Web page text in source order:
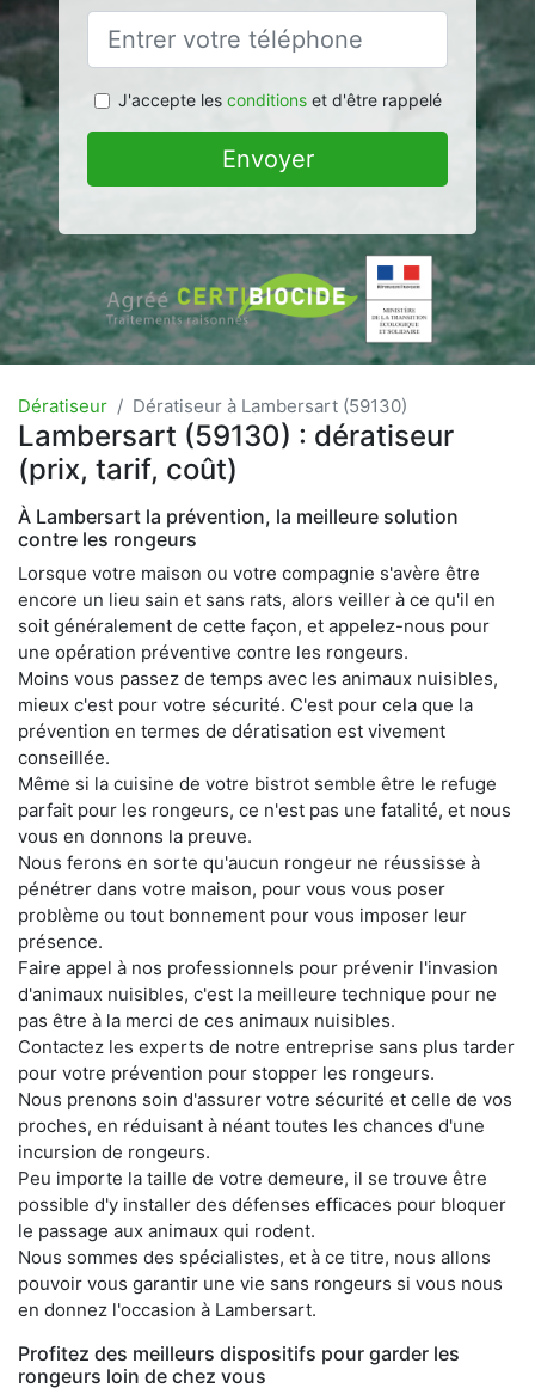
J'accepte les conditionset d'être rappelé
Envoyer
Dératiseur Dératiseur à Lambersart (59130)
Lambersart (59130) : dératiseur
(prix, tarif, coût)
À Lambersart la prévention, la meilleure solution
contre les rongeurs
Lorsque votre maison ou votre compagnie s'avère être
encore un lieu sain et sans rats, alors veiller à ce qu'il en
soit généralement de cette façon, et appelez-nous pour
une opération préventive contre les rongeurs.
Moins vous passez de temps avec les animaux nuisibles,
mieux c'est pour votre sécurité. C'est pour cela que la
prévention en termes de dératisation est vivement
conseillée.
Même si la cuisine de votre bistrot semble être le refuge
parfait pour les rongeurs, ce n'est pas une fatalité, et nous
vous en donnons la preuve.
Nous ferons en sorte qu'aucun rongeur ne réussisse à
pénétrer dans votre maison, pour vous vous poser
problème ou tout bonnement pour vous imposer leur
présence.
Faire appel à nos professionnels pour prévenir l'invasion
d'animaux nuisibles, c'est la meilleure technique pour ne
pas être à la merci de ces animaux nuisibles.
Contactez les experts de notre entreprise sans plus tarder
pour votre prévention pour stopper les rongeurs.
Nous prenons soin d'assurer votre sécurité et celle de vos
proches, en réduisant à néant toutes les chances d'une
incursion de rongeurs.
Peu importe la taille de votre demeure, il se trouve être
possible d'y installer des défenses efficaces pour bloquer
le passage aux animaux qui rodent.
Nous sommes des spécialistes, et à ce titre, nous allons
pouvoir vous garantir une vie sans rongeurs si vous nous
en donnez l'occasion à Lambersart.
Profitez des meilleurs dispositifs pour garder les
rongeurs loin de chez vous